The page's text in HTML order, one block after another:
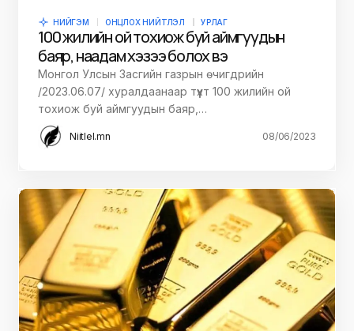
НИЙГЭМ ОНЦЛОХ НИЙТЛЭЛ УРЛАГ
100 жилийн ой тохиож буй аймгуудын
баяр, наадам хэзээ болох вэ
Монгол Улсын Засгийн газрын өчигдрийн
/2023.06.07/ хуралдаанаар түүхт 100 жилийн ой
тохиож буй аймгуудын баяр,…
Niitlel.mn 08/06/2023